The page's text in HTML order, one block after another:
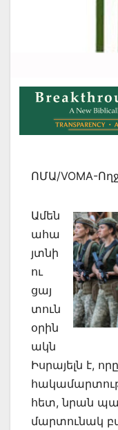
ՈՄԱ/VOMA-
Ամեն
ահա
յտնի
ու
ցայ
տուն
օրին
ակն
Իսրայելն է,
հետ, նրան
մարտունակ